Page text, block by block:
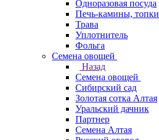
Одноразовая посуда
Печь-камины, топки
Трава
Уплотнитель
Фольга
Семена овощей
Назад
Семена овощей
Сибирский сад
Золотая сотка Алтая
Уральский дачник
Партнер
Семена Алтая